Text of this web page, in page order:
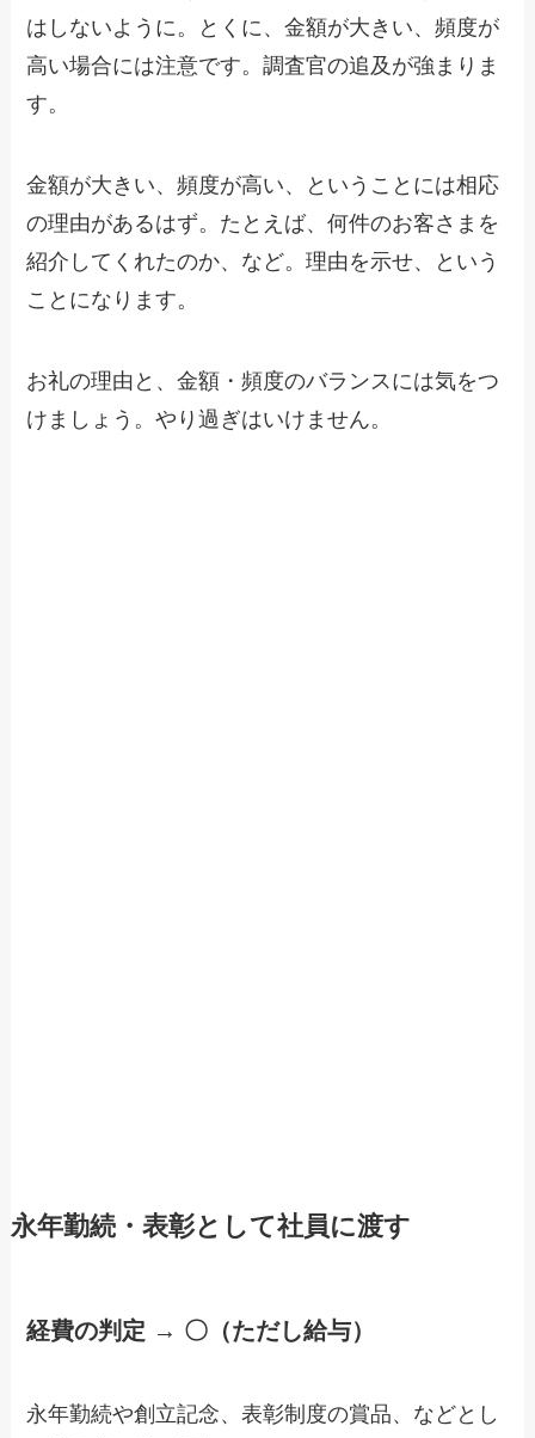
はしないように。とくに、金額が大きい、頻度が
高い場合には注意です。調査官の追及が強まりま
す。
金額が大きい、頻度が高い、ということには相応
の理由があるはず。たとえば、何件のお客さまを
紹介してくれたのか、など。理由を示せ、という
ことになります。
お礼の理由と、金額・頻度のバランスには気をつ
けましょう。やり過ぎはいけません。
永年勤続・表彰として社員に渡す
経費の判定 → 〇（ただし給与）
永年勤続や創立記念、表彰制度の賞品、などとし